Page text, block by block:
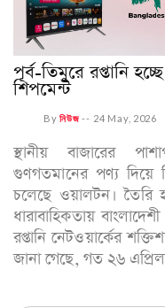
পূর্ব-তিমুরে রপ্তানি
শিপমেন্ট
Byনিউজ -- 24 May, 2026
স্থানীয় বাজারের
গুণগতমানের পণ্য দিয়ে
চলেছে ওয়ালটন। তৈরি
ধারাবাহিকতায়
রপ্তানি নেটওয়ার্কের
জানা গেছে, গত ২৬